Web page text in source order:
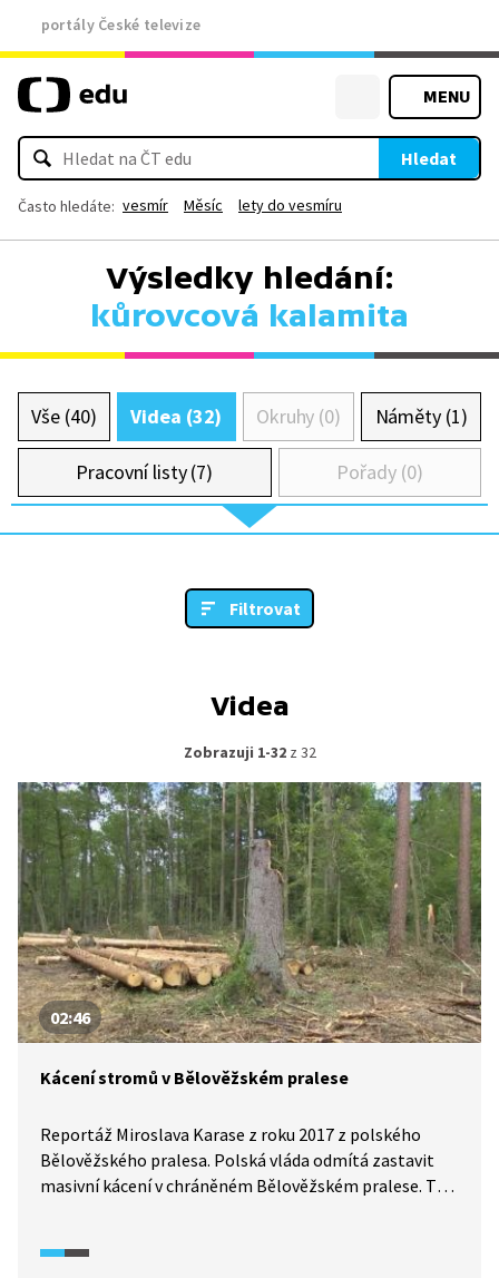
portály České televize
MENU
Hledat
Často hledáte: vesmír Měsíc lety do vesmíru
Výsledky hledání:
kůrovcová kalamita
Vše (40) Videa (32) Okruhy (0) Náměty (1)
Pracovní listy (7) Pořady (0)
Filtrovat
Videa
Zobrazuji 1-32z 32
02:46
Kácení stromů v Bělověžském pralese
Reportáž Miroslava Karase z roku 2017 z polského
Bělověžského pralesa. Polská vláda odmítá zastavit
masivní kácení v chráněném Bělověžském pralese. To jí